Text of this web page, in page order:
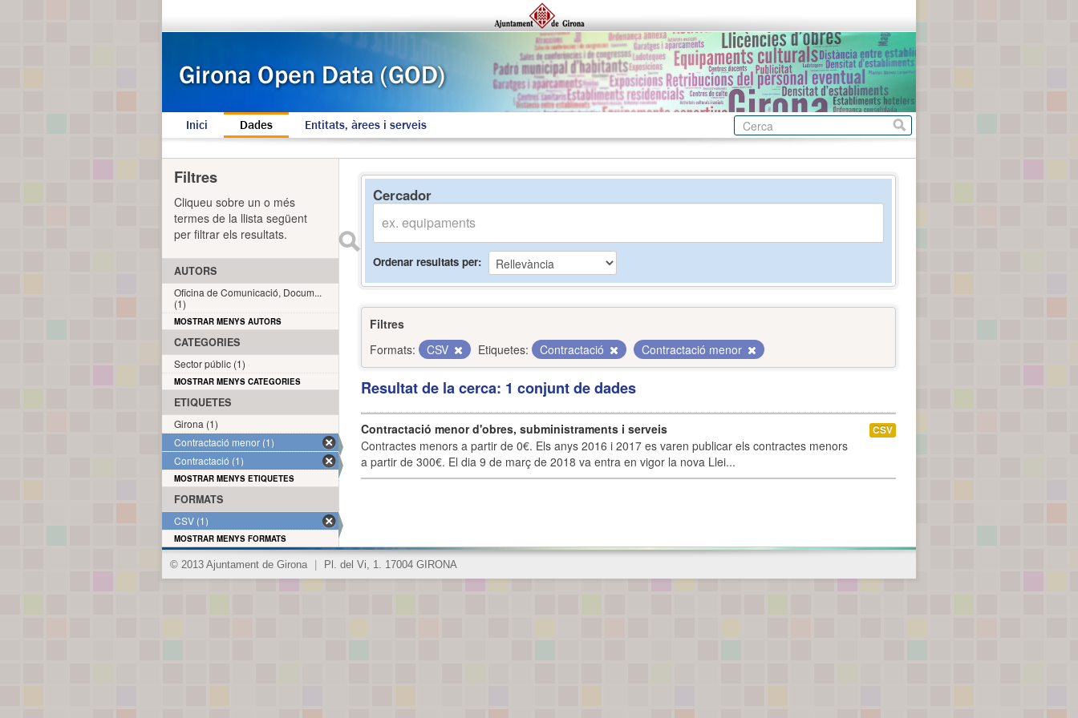
Inici Dades Entitats, àrees i serveis
Cercador
Ordenar resultats per
Filtres
Formats:
CSV Etiquetes: Contractació Contractació menor
Resultat de la cerca: 1 conjunt de dades
Contractació menor d'obres, subministraments i serveis
Contractes menors a partir de 0€. Els anys 2016 i 2017 es varen publicar els contractes menors
a partir de 300€. El dia 9 de març de 2018 va entra en vigor la nova Llei...
CSV
Filtres
Cliqueu sobre un o més
termes de la llista següent
per filtrar els resultats.
AUTORS
Oficina de Comunicació, Docum...
(1)
MOSTRAR MENYS AUTORS
CATEGORIES
Sector públic (1)
MOSTRAR MENYS CATEGORIES
ETIQUETES
Girona (1)
Contractació menor (1)
Contractació (1)
MOSTRAR MENYS ETIQUETES
FORMATS
CSV (1)
MOSTRAR MENYS FORMATS
© 2013 Ajuntament de Girona Pl. del Vi, 1. 17004 GIRONA